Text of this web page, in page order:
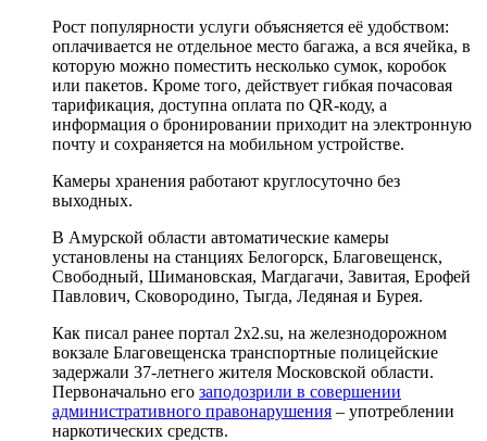
Рост популярности услуги объясняется её удобством:
оплачивается не отдельное место багажа, а вся ячейка, в
которую можно поместить несколько сумок, коробок
или пакетов. Кроме того, действует гибкая почасовая
тарификация, доступна оплата по QR-коду, а
информация о бронировании приходит на электронную
почту и сохраняется на мобильном устройстве.
Камеры хранения работают круглосуточно без
выходных.
В Амурской области автоматические камеры
установлены на станциях Белогорск, Благовещенск,
Свободный, Шимановская, Магдагачи, Завитая, Ерофей
Павлович, Сковородино, Тыгда, Ледяная и Бурея.
Как писал ранее портал 2х2.su, на железнодорожном
вокзале Благовещенска транспортные полицейские
задержали 37-летнего жителя Московской области.
Первоначально его заподозрили в совершении
административного правонарушения – употреблении
наркотических средств.